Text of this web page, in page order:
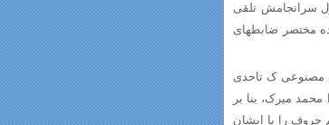
سرانجامش تلقى
مختصر ضابطه‏اى
مصنوعی ک تاحدی
میرک، بنا بر
حروف را با ایشان